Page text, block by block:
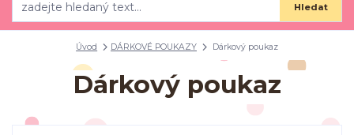
Hledat
Úvod DÁRKOVÉ POUKAZY Dárkový poukaz
Dárkový poukaz